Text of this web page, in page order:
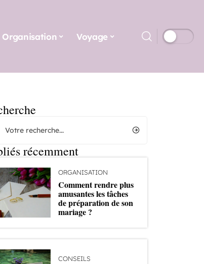
Organisation Voyage
récemment
ORGANISATION
Comment rendre plus
amusantes les tâches
de préparation de son
mariage ?
CONSEILS